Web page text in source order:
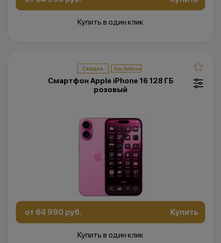
Купить в один клик
Скидка
Смартфон Apple iPhone 16 128 ГБ
розовый
от 64 990 руб. Купить
Купить в один клик